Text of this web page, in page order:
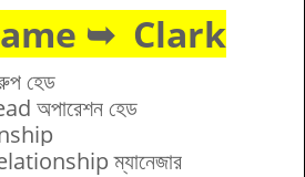
➥ Clark
হেড
অপারেশন হেড
ম্যানেজার